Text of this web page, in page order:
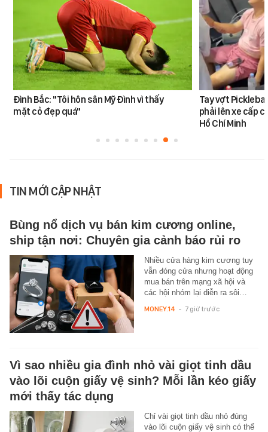
Đình Bắc: "Tôi hôn sân Mỹ Đình vì thấy
mặt cỏ đẹp quá"
Tay vợt
phải lên xe cấp
Hồ Chí Minh
TIN MỚI CẬP NHẬT
Bùng nổ dịch vụ bán kim cương online,
ship tận nơi: Chuyên gia cảnh báo rủi ro
Nhiều cửa hàng kim cương tuy
vẫn đóng cửa nhưng hoạt động
mua bán trên mạng xã hội và
các hội nhóm lại diễn ra sôi…
MONEY.14 - 7 giờ trước
Vì sao nhiều gia đình nhỏ vài giọt tinh dầu
vào lõi cuộn giấy vệ sinh? Mỗi lần kéo giấy
mới thấy tác dụng
Chỉ vài giọt tinh dầu nhỏ đúng
vào lõi cuộn giấy vệ sinh có thể